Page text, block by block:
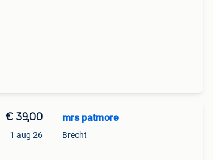
€ 39,00
1 aug 26
mrs patmore
Brecht